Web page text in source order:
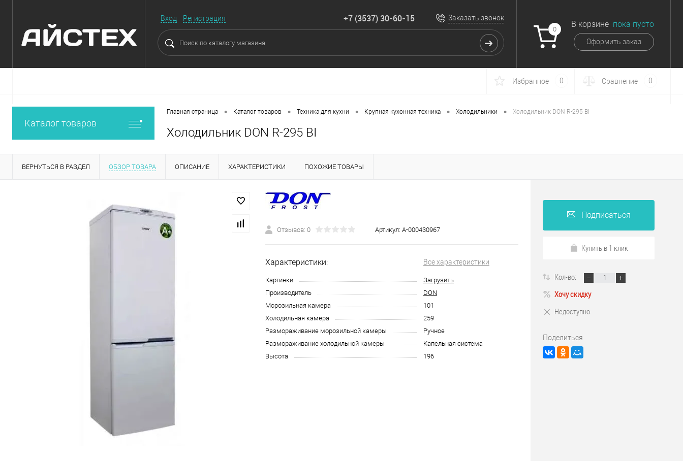
Вход Регистрация +7 (3537) 30-60-15 Заказать звонок
0
В корзине пока пусто
Оформить заказ
Избранное 0 Сравнение 0
Каталог товаров
Главная страница • Каталог товаров • Техника для кухни • Крупная кухонная техника • Холодильники • Холодильник DON R-295 BI
Холодильник DON R-295 BI
ВЕРНУТЬСЯ В РАЗДЕЛ ОБЗОР ТОВАРА ОПИСАНИЕ ХАРАКТЕРИСТИКИ ПОХОЖИЕ ТОВАРЫ
Отзывов: 0 Артикул: А-000430967
Характеристики: Все характеристики
Картинки
Загрузить
Производитель
DОN
Морозильная камера
101
Холодильная камера
259
Размораживание морозильной камеры
Ручное
Размораживание холодильной камеры
Капельная система
Высота
196
Подписаться
Купить в 1 клик
Кол-во:
Хочу скидку
Недоступно
Поделиться